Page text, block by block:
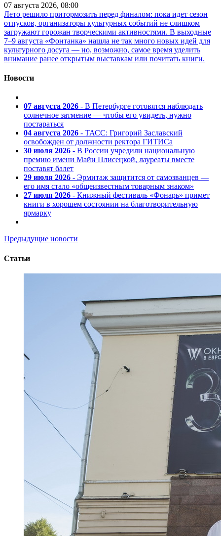
07 августа 2026, 08:00
Лето решило притормозить перед финалом: пока идет сезон
отпусков, организаторы культурных событий не слишком
загружают горожан творческими активностями. В выходные
7–9 августа «Фонтанка» нашла не так много новых идей для
культурного досуга — но, возможно, самое время уделить
внимание ранее открытым выставкам или почитать книги.
Новости
07 августа 2026 - В Петербурге готовятся наблюдать
солнечное затмение — чтобы его увидеть, нужно
постараться
04 августа 2026 - ТАСС: Григорий Заславский
освобожден от должности ректора ГИТИСа
30 июля 2026 - В России учредили национальную
премию имени Майи Плисецкой, лауреаты вместе
поставят балет
29 июля 2026 - Эрмитаж защитится от самозванцев —
его имя стало «общеизвестным товарным знаком»
27 июля 2026 - Книжный фестиваль «Фонарь» примет
книги в хорошем состоянии на благотворительную
ярмарку
Предыдущие новости
Статьи